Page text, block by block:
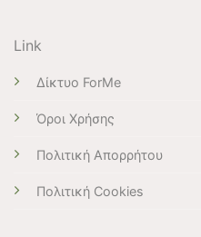
Link
Δίκτυο ForMe
Όροι Χρήσης
Πολιτική Απορρήτου
Πολιτική Cookies